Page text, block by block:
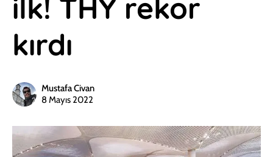
ilk! THY rekor
kırdı
Mustafa Civan
8 Mayıs 2022